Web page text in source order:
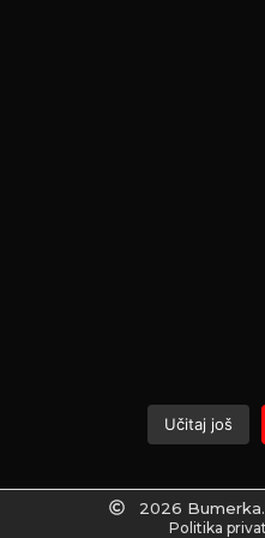
Učitaj još
2026
Politika